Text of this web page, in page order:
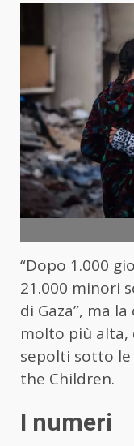
“Dopo 1.000
21.000 minori
di Gaza”, ma
molto più alta,
sepolti sotto le
the Children.
I numeri